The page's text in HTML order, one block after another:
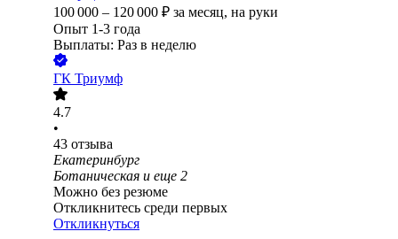
100 000 – 120 000 ₽ за месяц, на руки
Опыт 1-3 года
Выплаты: Раз в неделю
ГК Триумф
4.7
•
43 отзыва
Екатеринбург
Ботаническая и еще 2
Можно без резюме
Откликнитесь среди первых
Откликнуться